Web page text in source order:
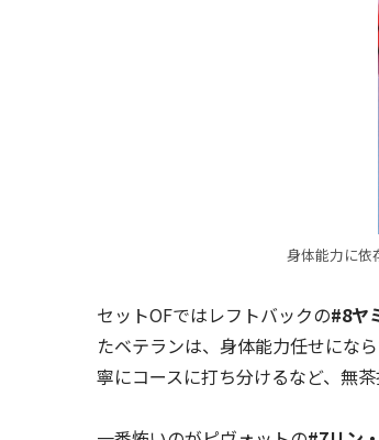
身体能力に依
セットOFではレフトバックの#8ヤ
たベテランは、身体能力任せにな
寧にコースに打ち分けるなど、無茶